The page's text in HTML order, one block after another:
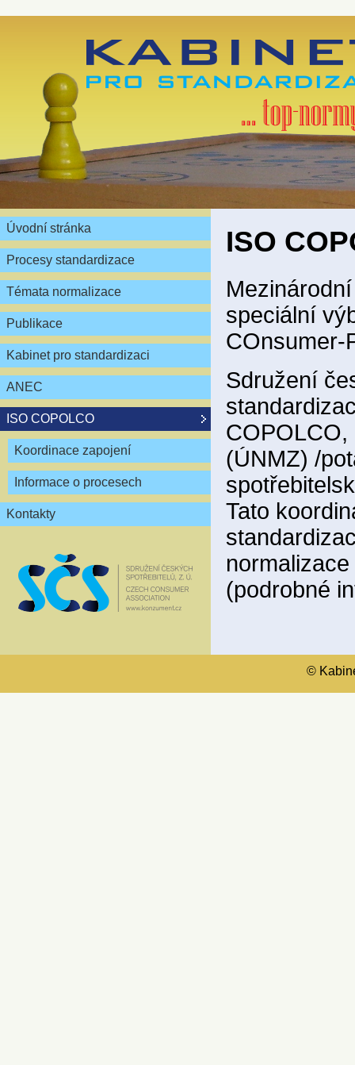
Úvodní stránka
Procesy standardizace
Témata normalizace
Publikace
Kabinet pro standardizaci
ANEC
ISO COPOLCO
Koordinace zapojení
Informace o procesech
Kontakty
ISO
speciální
COnsumer-
Sdružení
(ÚNMZ) /
Tato
(podrobné
©